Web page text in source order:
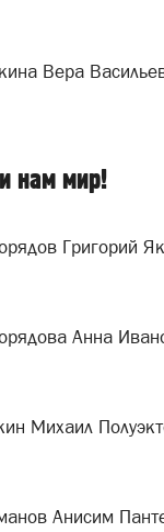
Вера
нам мир!
Григорий
Анна
Михаил
Анисим